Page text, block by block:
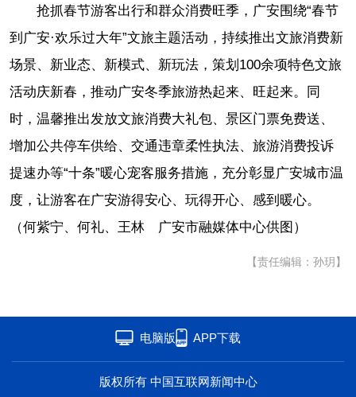
抢抓春节游客出行和群众消费旺季，广安围绕“春节
到广安·欢乐过大年”文旅主题活动，持续推出文旅消费新
场景、新业态、新模式、新玩法，策划100余项特色文旅
活动庆新春，推动广安冬季旅游热起来、旺起来。同
时，温馨推出发放文旅消费大礼包、景区门票免费送、
增加公共停车供给、交通违章柔性执法、旅游消费投诉
提速办等“十条”暖心宠客服务措施，充分彰显广安城市温
度，让游客在广安游得安心、玩得开心、感到暖心。
（何紫宁、何礼、王林 广安市融媒体中心供图）
【责任编辑：孙玥】
电脑版 APP下载
版权所有 中国互联网新闻中心